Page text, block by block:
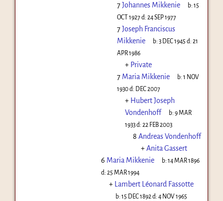
7Johannes Mikkenie b:15
OCT 1927d: 24 SEP 1977
7Joseph Franciscus
Mikkenie
b:3 DEC 1945 d:21
APR 1986
+ Private
7 Maria Mikkenie b:1 NOV
1930d: DEC 2007
+ Hubert Joseph
Vondenhoff
b:9 MAR
1933d: 22 FEB 2003
8 Andreas Vondenhoff
+Anita Gassert
6 Maria Mikkenie b:14 MAR 1896
d: 25 MAR 1994
+ Lambert Léonard Fassotte
b:15 DEC 1892 d:4 NOV 1965